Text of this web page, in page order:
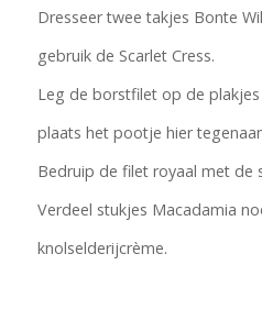
Dresseer twee takjes Bonte
gebruik de Scarlet Cress.
Leg de borstfilet op de
plaats het pootje hier
Bedruip de filet royaal met de
Verdeel stukjes Macadamia
knolselderijcrème.